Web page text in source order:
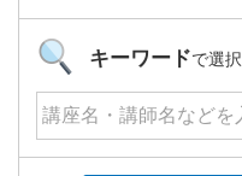
キーワードで選択